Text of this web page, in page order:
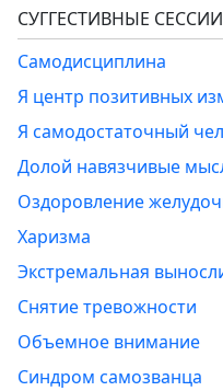
СУГГЕСТИВНЫЕ СЕССИИ
Самодисциплина
Я центр позитивных
Я самодостаточный
Долой навязчивые
Оздоровление
Харизма
Экстремальная
Снятие тревожности
Объемное внимание
Синдром самозванца